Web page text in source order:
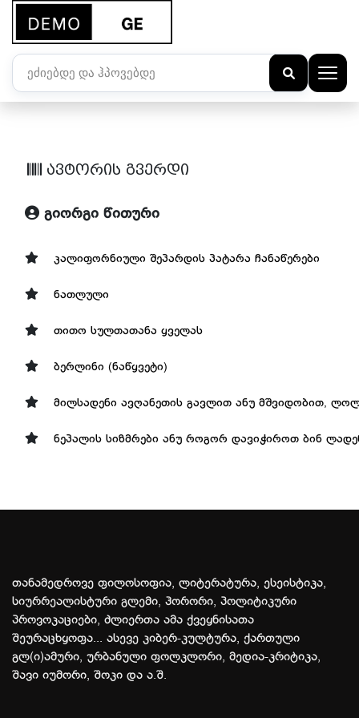
ძიება
ავტორის გვერდი
გიორგი წითური
კალიფორნიული შეპარდის პატარა ჩანაწერები
ნათლული
თითო სულთათანა ყველას
ბერლინი (ნაწყვეტი)
მილსადენი ავღანეთის გავლით ანუ მშვიდობით,
ნეპალის სიზმრები ანუ როგორ დავიჭიროთ ბინ
თანამედროვე ფილოსოფია, ლიტერატურა, ესეისტიკა,
სიურრეალისტური გლემი, ჰორორი, პოლიტიკური
პროვოკაციები, ძლიერთა ამა ქვეყნისათა
შეურაცხყოფა... ასევე კიბერ-კულტურა, ქართული
გლ(ი)ამური, ურბანული ფოლკლორი, მედია-კრიტიკა,
შავი იუმორი, შოკი და ა.შ.